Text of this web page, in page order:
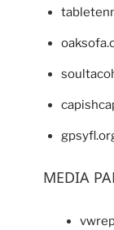
MEDIA